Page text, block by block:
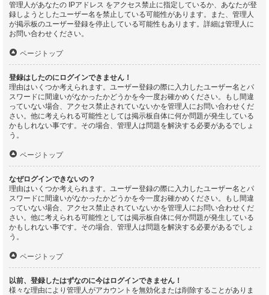
管理人があなたの IPアドレス をアクセス禁止に指定しているか、あなたが登
録しようとしたユーザー名を禁止している可能性があります。また、管理人
が掲示板のユーザー登録を停止している可能性もあります。詳細は管理人に
お問い合わせください。
ページトップ
登録はしたのにログインできません！
理由はいくつか考えられます。ユーザー登録の際に入力したユーザー名とパ
スワードに間違いがなかったかどうかを今一度お確かめください。もし間違
っていない場合、アクセス禁止されていないかを管理人にお問い合わせくだ
さい。他に考えられる可能性としては掲示板自体に何か問題が発生している
かもしれない事です。その場合、管理人は問題を解決する必要があるでしょ
う。
ページトップ
なぜログインできないの？
理由はいくつか考えられます。ユーザー登録の際に入力したユーザー名とパ
スワードに間違いがなかったかどうかを今一度お確かめください。もし間違
っていない場合、アクセス禁止されていないかを管理人にお問い合わせくだ
さい。他に考えられる可能性としては掲示板自体に何か問題が発生している
かもしれない事です。その場合、管理人は問題を解決する必要があるでしょ
う。
ページトップ
以前、登録したはずなのに今はログインできません！
様々な理由により管理人がアカウントを無効化または削除することがありま